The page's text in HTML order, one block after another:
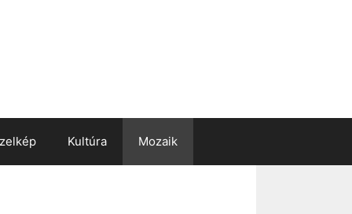
Kultúra Mozaik